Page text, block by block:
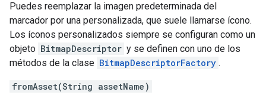
Puedes reemplazar la imagen predeterminada del
marcador por una personalizada, que suele llamarse ícono.
Los íconos personalizados siempre se configuran como un
objeto BitmapDescriptor y se definen con uno de los
métodos de la clase BitmapDescriptorFactory .
fromAsset(String assetName)